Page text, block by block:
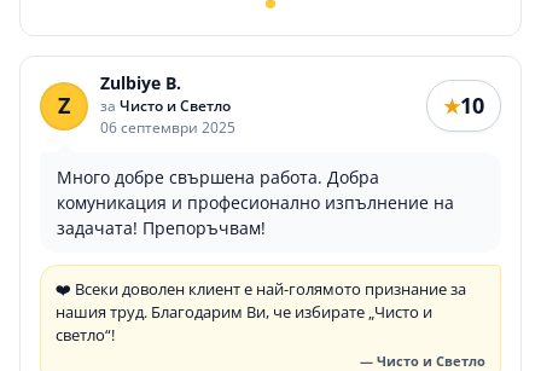
Z
Zulbiye B.
за Чисто и Светло
06 септември 2025
★10
Много добре свършена работа. Добра
комуникация и професионално изпълнение на
задачата! Препоръчвам!
❤️ Всеки доволен клиент е най-голямото признание за
нашия труд. Благодарим Ви, че избирате „Чисто и
светло“!
— Чисто и Светло